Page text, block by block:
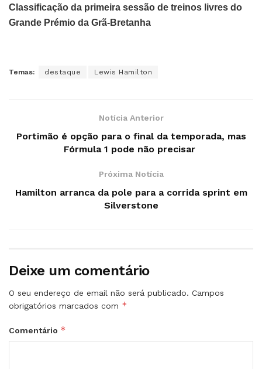
Classificação da primeira sessão de treinos livres do
Grande Prémio da Grã-Bretanha
Temas: destaque Lewis Hamilton
Notícia Anterior
Portimão é opção para o final da temporada, mas
Fórmula 1 pode não precisar
Próxima Notícia
Hamilton arranca da pole para a corrida sprint em
Silverstone
Deixe um comentário
O seu endereço de email não será publicado. Campos
obrigatórios marcados com *
Comentário *